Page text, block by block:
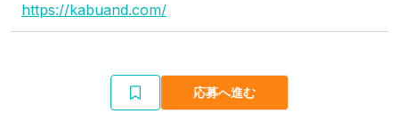
https://kabuand.com/
応募へ進む